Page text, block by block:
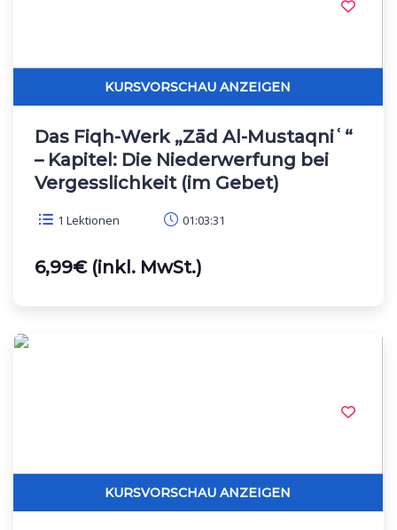
Das Fiqh-Werk „Zād Al-Mustaqniʿ“
– Kapitel: Die Niederwerfung bei
Vergesslichkeit (im Gebet)
1 Lektionen 01:03:31
6,99€ (inkl. MwSt.)